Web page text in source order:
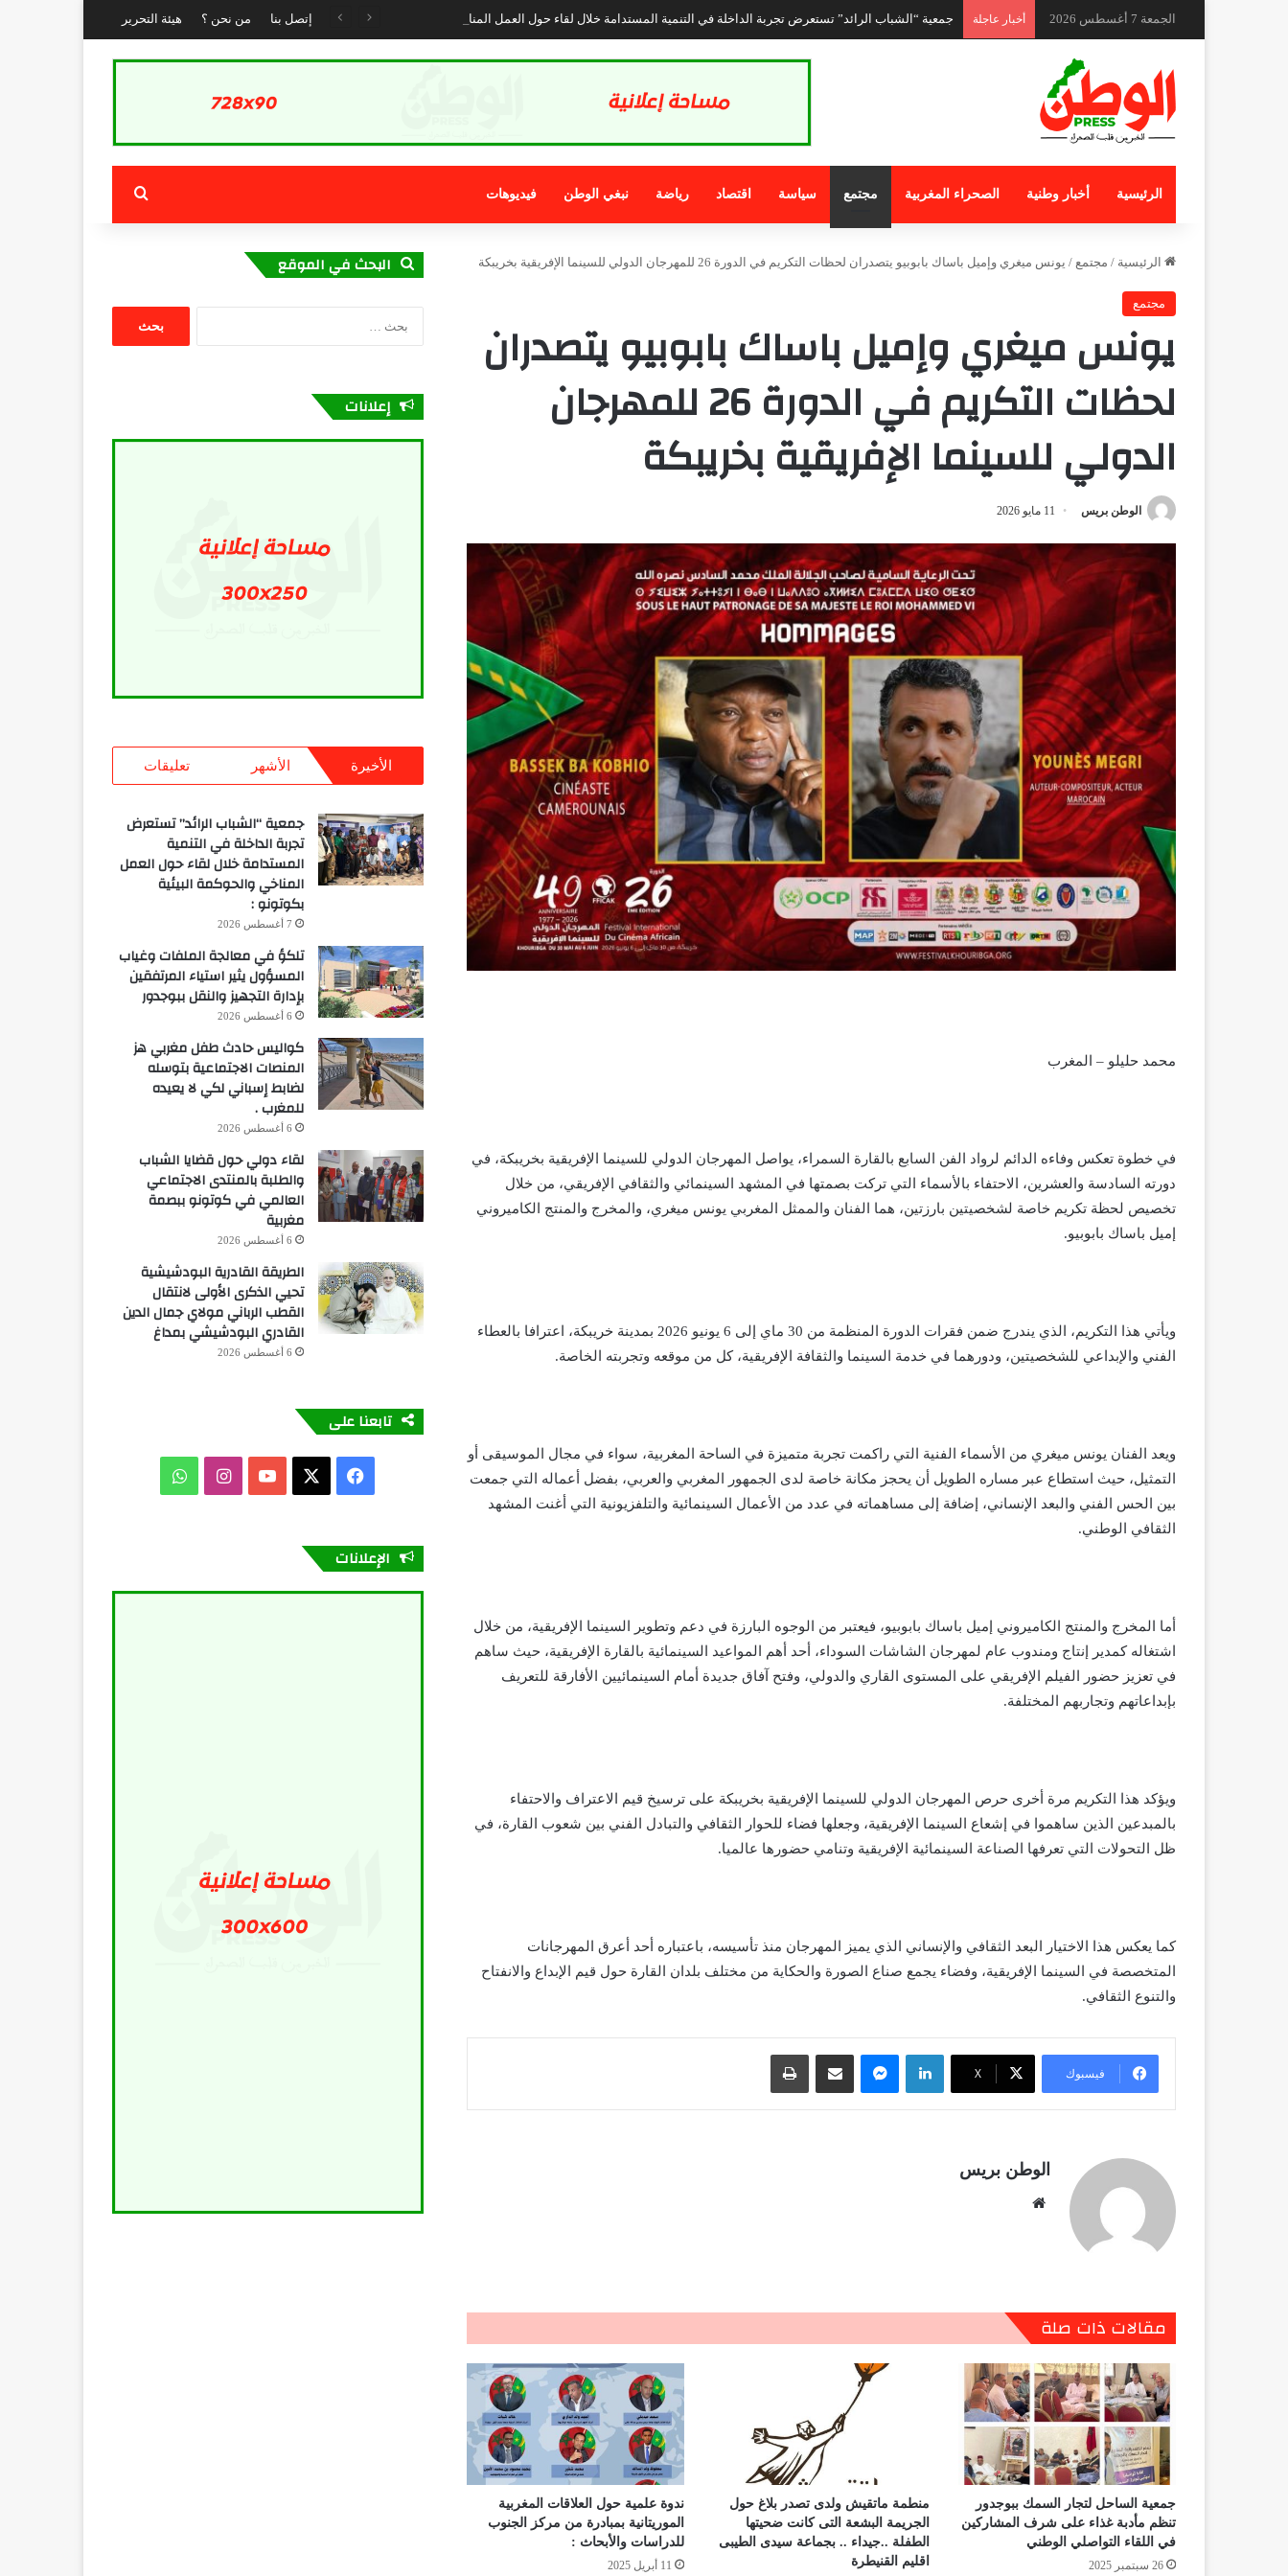
الجمعة 7 أغسطس 2026 أخبار عاجلة إتصل بنا من نحن ؟ هيئة التحرير
الرئيسية أخبار وطنية الصحراء المغربية مجتمع سياسة اقتصاد رياضة نبغي الوطن فيديوهات بحث عن
الرئيسية / مجتمع / يونس ميغري وإميل باساك بابوبيو يتصدران لحظات التكريم في الدورة 26 للمهرجان الدولي للسينما الإفريقية بخريبكة
مجتمع
يونس ميغري وإميل باساك بابوبيو يتصدران
لحظات التكريم في الدورة 26 للمهرجان
الدولي للسينما الإفريقية بخريبكة
الوطن بريس 11 مايو 2026
محمد حليلو – المغرب
في خطوة تعكس وفاءه الدائم لرواد الفن السابع بالقارة السمراء، يواصل المهرجان الدولي للسينما الإفريقية بخريبكة، في
دورته السادسة والعشرين، الاحتفاء بالأسماء التي تركت بصمتها في المشهد السينمائي والثقافي الإفريقي، من خلال
تخصيص لحظة تكريم خاصة لشخصيتين بارزتين، هما الفنان والممثل المغربي يونس ميغري، والمخرج والمنتج الكاميروني
إميل باساك بابوبيو.
ويأتي هذا التكريم، الذي يندرج ضمن فقرات الدورة المنظمة من 30 ماي إلى 6 يونيو 2026 بمدينة خريبكة، اعترافا بالعطاء
الفني والإبداعي للشخصيتين، ودورهما في خدمة السينما والثقافة الإفريقية، كل من موقعه وتجربته الخاصة.
ويعد الفنان يونس ميغري من الأسماء الفنية التي راكمت تجربة متميزة في الساحة المغربية، سواء في مجال الموسيقى أو
التمثيل، حيث استطاع عبر مساره الطويل أن يحجز مكانة خاصة لدى الجمهور المغربي والعربي، بفضل أعماله التي جمعت
بين الحس الفني والبعد الإنساني، إضافة إلى مساهماته في عدد من الأعمال السينمائية والتلفزيونية التي أغنت المشهد
الثقافي الوطني.
أما المخرج والمنتج الكاميروني إميل باساك بابوبيو، فيعتبر من الوجوه البارزة في دعم وتطوير السينما الإفريقية، من خلال
اشتغاله كمدير إنتاج ومندوب عام لمهرجان الشاشات السوداء، أحد أهم المواعيد السينمائية بالقارة الإفريقية، حيث ساهم
في تعزيز حضور الفيلم الإفريقي على المستوى القاري والدولي، وفتح آفاق جديدة أمام السينمائيين الأفارقة للتعريف
بإبداعاتهم وتجاربهم المختلفة.
ويؤكد هذا التكريم مرة أخرى حرص المهرجان الدولي للسينما الإفريقية بخريبكة على ترسيخ قيم الاعتراف والاحتفاء
بالمبدعين الذين ساهموا في إشعاع السينما الإفريقية، وجعلها فضاء للحوار الثقافي والتبادل الفني بين شعوب القارة، في
ظل التحولات التي تعرفها الصناعة السينمائية الإفريقية وتنامي حضورها عالميا.
كما يعكس هذا الاختيار البعد الثقافي والإنساني الذي يميز المهرجان منذ تأسيسه، باعتباره أحد أعرق المهرجانات
المتخصصة في السينما الإفريقية، وفضاء يجمع صناع الصورة والحكاية من مختلف بلدان القارة حول قيم الإبداع والانفتاح
والتنوع الثقافي.
فيسبوك X
لينكدإن ماسنجر مشاركة عبر البريد طباعة
الوطن بريس
مقالات ذات صلة
جمعية الساحل لتجار السمك ببوجدور
تنظم مأدبة غذاء على شرف المشاركين
في اللقاء التواصلي الوطني
26 سبتمبر 2025
منطمة ماتقيش ولدى تصدر بلاغ حول
الجريمة البشعة التى كانت ضحيتها
الطفلة ..جيداء .. بجماعة سيدى الطيبى
اقليم القنيطرة
ندوة علمية حول العلاقات المغربية
الموريتانية بمبادرة من مركز الجنوب
للدراسات والأبحاث :
11 أبريل 2025
البحث في الموقع
إعلانات
الأخيرة الأشهر تعليقات
جمعية “الشباب الرائد” تستعرض
تجربة الداخلة في التنمية
المستدامة خلال لقاء حول العمل
المناخي والحوكمة البيئية
بكوتونو :
7 أغسطس 2026
تلكؤ في معالجة الملفات وغياب
المسؤول يثير استياء المرتفقين
بإدارة التجهيز والنقل ببوجدور
6 أغسطس 2026
كواليس حادث طفل مغربي هز
المنصات الاجتماعية بتوسله
لضابط إسباني لكي لا يعيده
للمغرب .
6 أغسطس 2026
لقاء دولي حول قضايا الشباب
والطلبة بالمنتدى الاجتماعي
العالمي في كوتونو ببصمة
مغربية
6 أغسطس 2026
الطريقة القادرية البودشيشية
تحيي الذكرى الأولى لانتقال
القطب الرباني مولاي جمال الدين
القادري البودشيشي بمداغ
6 أغسطس 2026
تابعنا على
فيسبوك
X يوتيوبانستقرامواتساب
الإعلانات